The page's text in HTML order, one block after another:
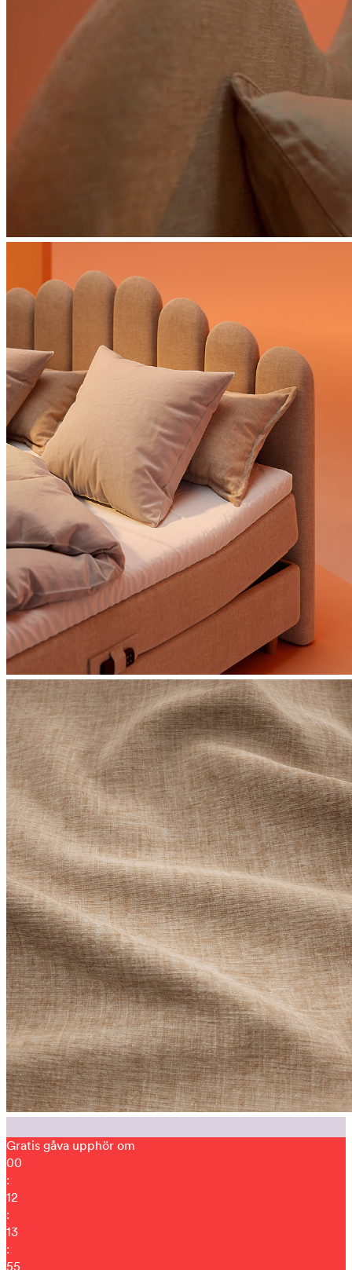
Gratis gåva upphör om
00
:
12
:
13
:
44